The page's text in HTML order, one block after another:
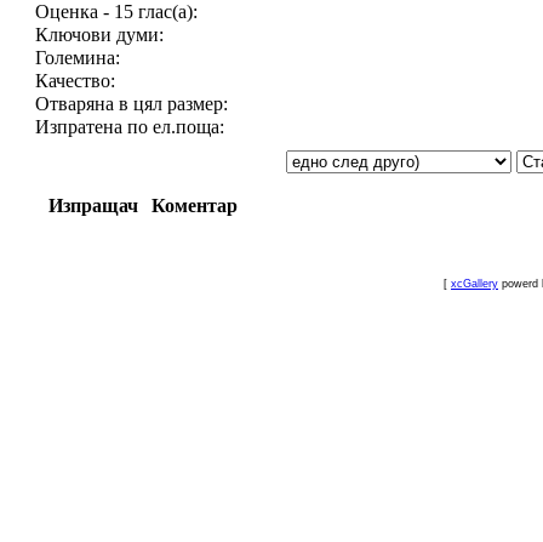
Оценка - 15 глас(а):
Ключови думи:
Големина:
Качество:
Отваряна в цял размер:
Изпратена по ел.поща:
Изпращач Коментар
[ xcGallery